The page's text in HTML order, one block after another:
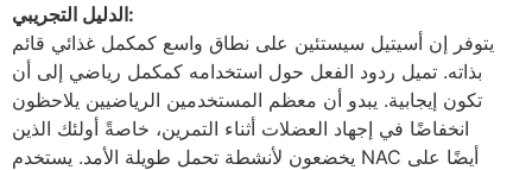
الدليل التجريبي:
يتوفر إن أسيتيل سيستئين ​​على نطاق واسع كمكمل غذائي قائم
بذاته. تميل ردود الفعل حول استخدامه كمكمل رياضي إلى أن
تكون إيجابية. يبدو أن معظم المستخدمين الرياضيين يلاحظون
انخفاضًا في إجهاد العضلات أثناء التمرين، خاصةً أولئك الذين
يخضعون لأنشطة تحمل طويلة الأمد. يستخدم NAC أيضًا على